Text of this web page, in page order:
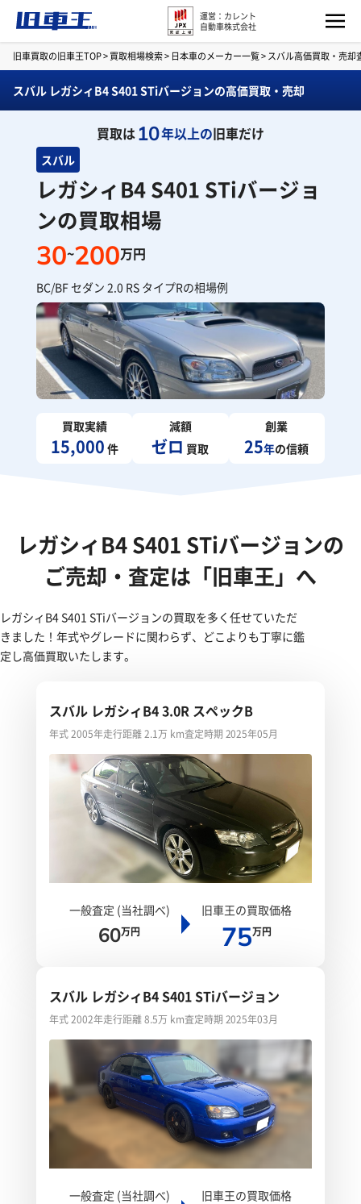
運営：カレント
自動車株式会社
旧車買取の旧車王TOP>買取相場検索> 日本車のメーカー一覧> スバル高価買取・売却
スバル レガシィB4 S401 STiバージョンの高価買取・売却
買取は10年以上の旧車だけ
スバル
レガシィB4 S401 STiバージョ
ンの買取相場
30~200万円
BC/BF セダン 2.0 RS タイプRの相場例
買取実績
15,000 件
減額
ゼロ 買取
創業
25年の信頼
レガシィB4 S401 STiバージョンの
ご売却・査定は「旧車王」へ
レガシィB4 S401 STiバージョンの買取を多く任せていただ
きました！年式やグレードに関わらず、どこよりも丁寧に鑑
定し高価買取いたします。
スバル レガシィB4 3.0R スペックB
年式 2005年走行距離 2.1万 km査定時期 2025年05月
一般査定 (当社調べ)
60万円
旧車王の買取価格
75万円
スバル レガシィB4 S401 STiバージョン
年式 2002年走行距離 8.5万 km査定時期 2025年03月
一般査定 (当社調べ) 旧車王の買取価格